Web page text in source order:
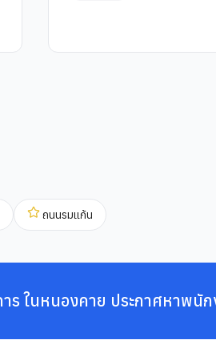
ถนนรมแก้น
าร ในหนองคาย ประกาศหาพนั